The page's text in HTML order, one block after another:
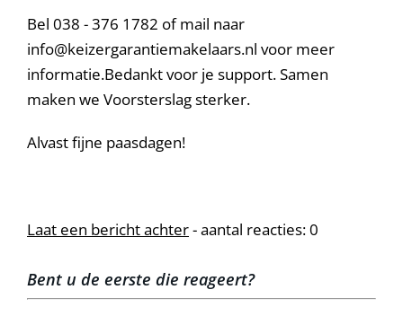
Bel 038 - 376 1782 of mail naar
info@keizergarantiemakelaars.nl voor meer
informatie.Bedankt voor je support. Samen
maken we Voorsterslag sterker.
Alvast fijne paasdagen!
Laat een bericht achter- aantal reacties: 0
Bent u de eerste die reageert?